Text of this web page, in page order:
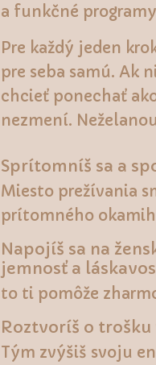
a funkčné
Pre každý jeden
pre seba samú. Ak
chcieť ponechať
nezmení.
Sprítomníš sa a
Miesto prežívania
prítomného
Napojíš sa na
jemnosť a
to ti pomôže
Roztvoríš o
Tým zvýšiš svoju